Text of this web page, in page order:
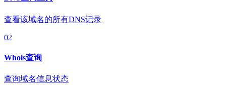
查看该域名的所有DNS记录
02
Whois查询
查询域名信息状态